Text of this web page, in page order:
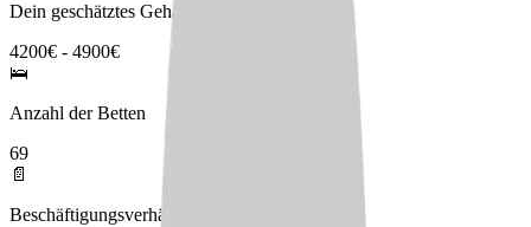
Dein geschätztes Gehalt
4200€ - 4900€
🛌
Anzahl der Betten
69
📄
Beschäftigungsverhältnis